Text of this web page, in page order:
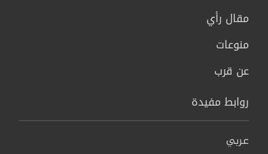
مقال رأي
منوعات
عن قرب
روابط مفيدة
عربي